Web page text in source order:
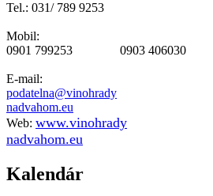
Tel.: 031/ 789 9253
Mobil:
0901 799253 0903 406030
E-mail:
podatelna@vinohrady
nadvahom.eu
Web: www.vinohrady
nadvahom.eu
Kalendár